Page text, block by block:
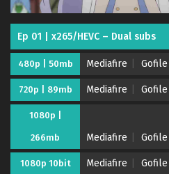
Ep 01 | x265/HEVC – Dual subs
480p | 50mb Mediafire Gofile
720p | 89mb Mediafire Gofile
1080p |
266mb Mediafire Gofile
1080p 10bit Mediafire Gofile